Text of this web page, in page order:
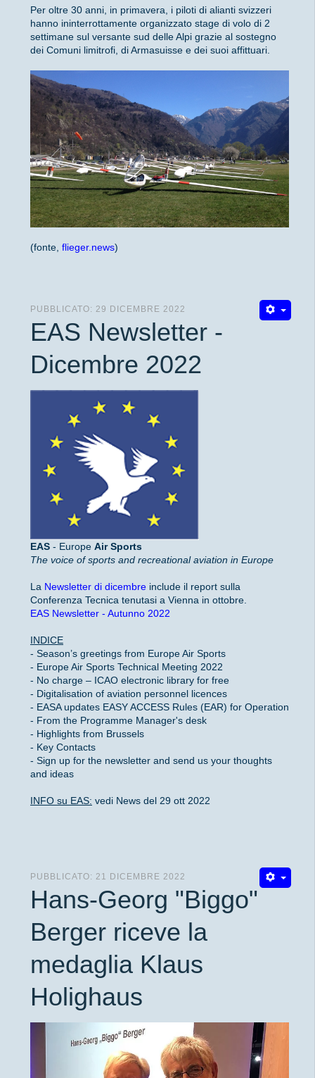
Per oltre 30 anni, in primavera, i piloti di alianti svizzeri
hanno ininterrottamente organizzato stage di volo di 2
settimane sul versante sud delle Alpi grazie al sostegno
dei Comuni limitrofi, di Armasuisse e dei suoi affittuari.
(fonte, flieger.news)
PUBBLICATO: 29 DICEMBRE 2022
EAS Newsletter -
Dicembre 2022
EAS - Europe Air Sports
The voice of sports and recreational aviation in Europe
La Newsletter di dicembre include il report sulla
Conferenza Tecnica tenutasi a Vienna in ottobre.
EAS Newsletter - Autunno 2022
INDICE
- Season’s greetings from Europe Air Sports
- Europe Air Sports Technical Meeting 2022
- No charge – ICAO electronic library for free
- Digitalisation of aviation personnel licences
- EASA updates EASY ACCESS Rules (EAR) for Operation
- From the Programme Manager's desk
- Highlights from Brussels
- Key Contacts
- Sign up for the newsletter and send us your thoughts
and ideas
INFO su EAS: vedi News del 29 ott 2022
PUBBLICATO: 21 DICEMBRE 2022
Hans-Georg "Biggo"
Berger riceve la
medaglia Klaus
Holighaus